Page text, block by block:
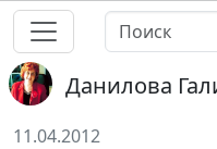
Данилова
11.04.2012